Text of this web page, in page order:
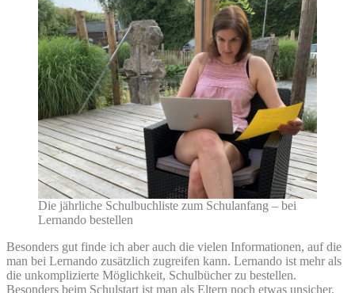
Die jährliche Schulbuchliste zum Schulanfang – bei
Lernando bestellen
Besonders gut finde ich aber auch die vielen Informationen, auf die
man bei Lernando zusätzlich zugreifen kann. Lernando ist mehr als
die unkomplizierte Möglichkeit, Schulbücher zu bestellen.
Besonders beim Schulstart ist man als Eltern noch etwas unsicher,